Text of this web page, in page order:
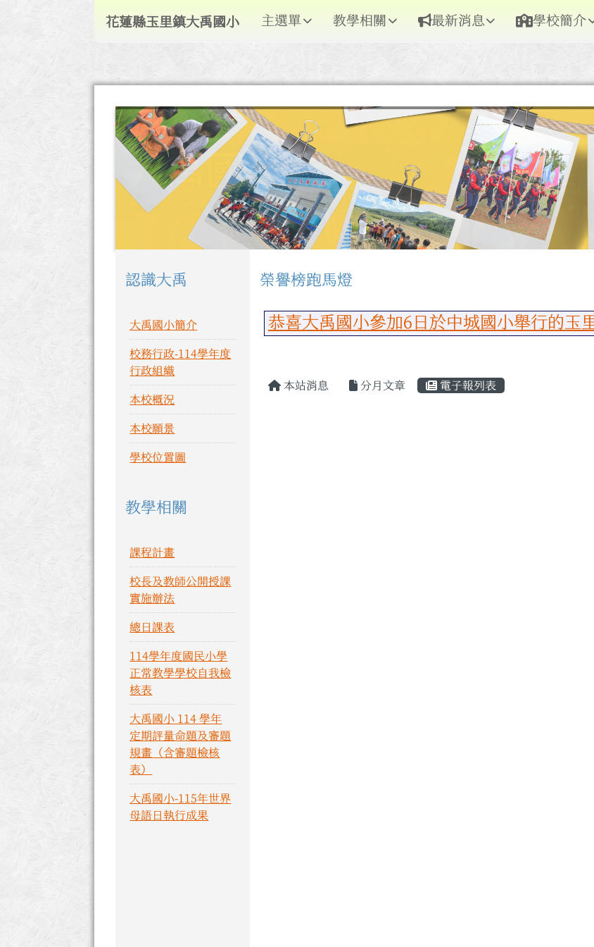
跳至主內容區
花蓮縣玉里鎮大禹國小
導覽列 花蓮縣玉里鎮大禹國小 主選單 教學相關 最新消息 學校簡介
左邊區域內容
認識大禹
大禹國小簡介
校務行政-114學年度
行政組織
本校概況
本校願景
學校位置圖
教學相關
課程計畫
校長及教師公開授課
實施辦法
總日課表
114學年度國民小學
正常教學學校自我檢
核表
大禹國小 114 學年
定期評量命題及審題
規畫（含審題檢核
表）
大禹國小-115年世界
母語日執行成果
上中區域內容
榮譽榜跑馬燈
恭喜大禹國小參加6日於中城國小舉行的玉里
主內容區域
本站消息 分月文章 電子報列表